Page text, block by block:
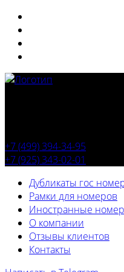
+7 (499) 394-34-95
+7 (925) 343-02-01
Дубликаты гос
Рамки для номеров
Иностранные
О компании
Отзывы клиентов
Контакты